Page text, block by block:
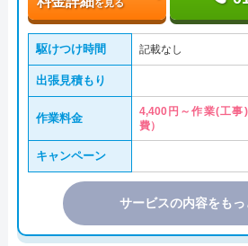
を見る
駆けつけ時間 記載なし
出張見積もり
作業料金
4,400円～作業(工
費）
キャンペーン
サービスの内容をもっ